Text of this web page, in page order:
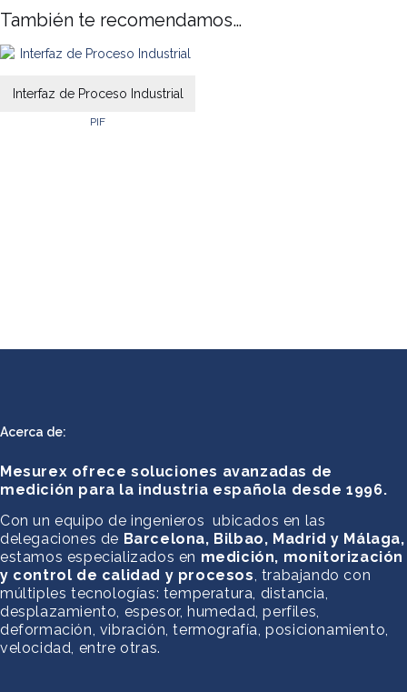
También te recomendamos…
Interfaz de Proceso Industrial
PIF
Acerca de:
Mesurex ofrece soluciones avanzadas de
medición para la industria española desde 1996.
Con un equipo de ingenieros ubicados en las
delegaciones de Barcelona, Bilbao, Madrid y Málaga,
estamos especializados en medición, monitorización
y control de calidad y procesos, trabajando con
múltiples tecnologías: temperatura, distancia,
desplazamiento, espesor, humedad, perfiles,
deformación, vibración, termografía, posicionamiento,
velocidad, entre otras.